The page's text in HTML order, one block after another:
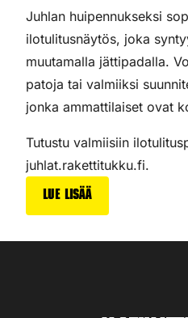
Juhlan huipennukseksi
ilotulitusnäytös, joka
muutamalla jättipadalla.
patoja tai valmiiksi
jonka ammattilaiset ovat
Tutustu valmiisiin
juhlat.rakettitukku.fi.
Lue lisää